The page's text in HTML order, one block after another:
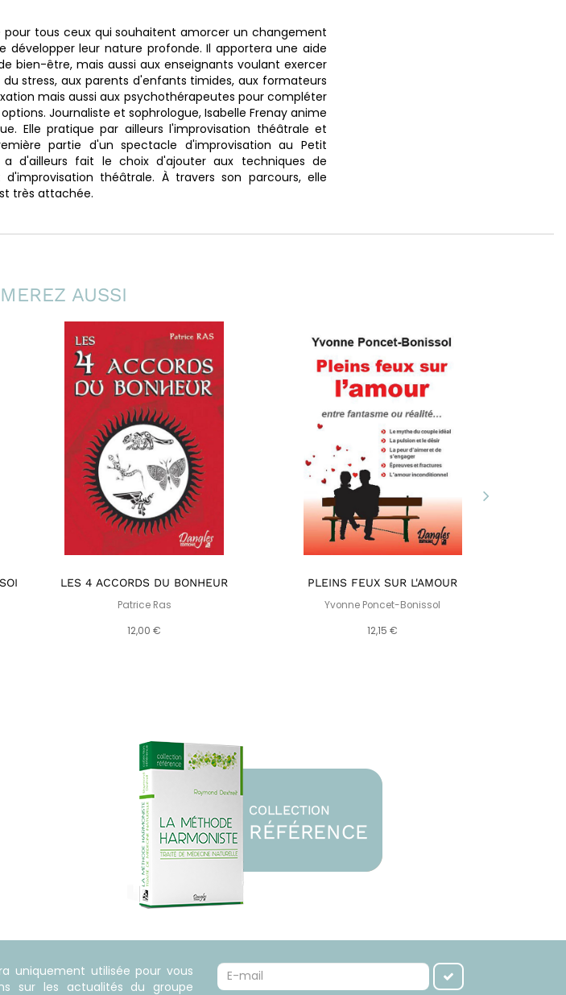
tous ceux qui souhaitent amorcer un changement
développer leur nature profonde. Il apportera une aide
bien-être, mais aussi aux enseignants voulant exercer
stress, aux parents d'enfants timides, aux formateurs
mais aussi aux psychothérapeutes pour compléter
Journaliste et sophrologue, Isabelle Frenay anime
Elle pratique par ailleurs l'improvisation théâtrale et
partie d'un spectacle d'improvisation au Petit
d'ailleurs fait le choix d'ajouter aux techniques de
théâtrale. À travers son parcours, elle
très attachée.
AUSSI
LES 4 ACCORDS DU BONHEUR
Patrice Ras
12,00 €
PLEINS FEUX SUR L'AMOUR
Yvonne Poncet-Bonissol
12,15 €
uniquement utilisée pour vous
sur les actualités du groupe